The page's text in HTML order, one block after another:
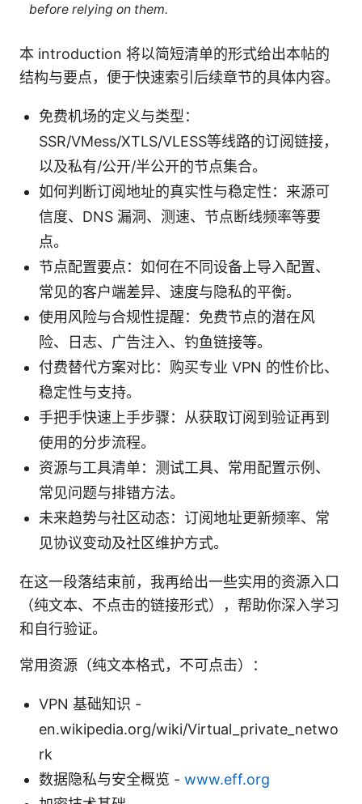
before relying on them.
本 introduction 将以简短清单的形式给出本帖的
结构与要点，便于快速索引后续章节的具体内容。
免费机场的定义与类型：
SSR/VMess/XTLS/VLESS等线路的订阅链接，
以及私有/公开/半公开的节点集合。
如何判断订阅地址的真实性与稳定性：来源可
信度、DNS 漏洞、测速、节点断线频率等要
点。
节点配置要点：如何在不同设备上导入配置、
常见的客户端差异、速度与隐私的平衡。
使用风险与合规性提醒：免费节点的潜在风
险、日志、广告注入、钓鱼链接等。
付费替代方案对比：购买专业 VPN 的性价比、
稳定性与支持。
手把手快速上手步骤：从获取订阅到验证再到
使用的分步流程。
资源与工具清单：测试工具、常用配置示例、
常见问题与排错方法。
未来趋势与社区动态：订阅地址更新频率、常
见协议变动及社区维护方式。
在这一段落结束前，我再给出一些实用的资源入口
（纯文本、不点击的链接形式），帮助你深入学习
和自行验证。
常用资源（纯文本格式，不可点击）：
VPN 基础知识 -
en.wikipedia.org/wiki/Virtual_private_netwo
rk
数据隐私与安全概览 - www.eff.org